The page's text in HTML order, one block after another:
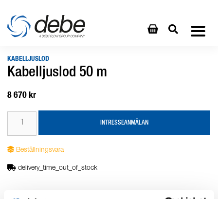
KABELLJUSLOD
Kabelljuslod 50 m
8 670 kr
INTRESSEANMÄLAN
Beställningsvara
delivery_time_out_of_stock